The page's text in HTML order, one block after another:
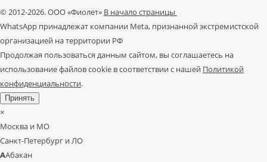
© 2012-2026. ООО «Фиолет» В начало страницы
WhatsApp принадлежат компании Meta, признанной экстремистской
организацией на территории РФ
Продолжая пользоваться данным сайтом, вы соглашаетесь на
использование файлов cookie в соответствии с нашей Политикой
конфиденциальности.
Принять
×
Москва и МО
Санкт-Петербург и ЛО
ААбакан